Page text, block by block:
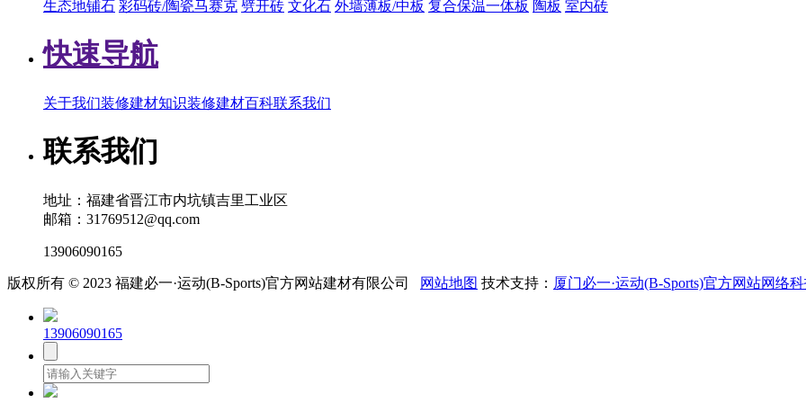
生态地铺石 彩码砖/陶瓷马赛克 劈开砖 文化石 外墙薄板/中板 复合保温一体板 陶板 室内砖
快速导航
关于我们装修建材知识装修建材百科联系我们
联系我们
地址：福建省晋江市内坑镇吉里工业区
邮箱：31769512@qq.com
13906090165
版权所有 © 2023 福建必一·运动(B-Sports)官方网站建材有限公司 网站地图 技术支持： 厦门必一·运动(B-Sports)官方网站网络
13906090165